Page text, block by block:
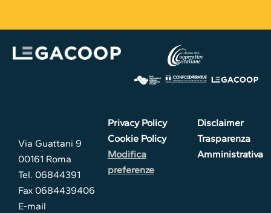
Via Guattani 9
00161 Roma
Tel. 06844391
Fax 0684439406
E-mail
Privacy Policy
Cookie Policy
Modifica
preferenze
Disclaimer
Trasparenza
Amministrativa